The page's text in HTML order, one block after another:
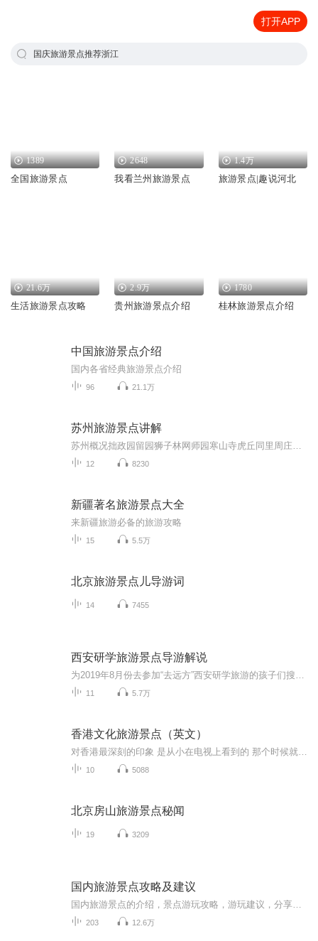
打开APP
国庆旅游景点推荐浙江
1389
全国旅游景点
2648
我看兰州旅游景点
1.4万
旅游景点|趣说河北
21.6万
生活旅游景点攻略
2.9万
贵州旅游景点介绍
1780
桂林旅游景点介绍
中国旅游景点介绍
国内各省经典旅游景点介绍
96 21.1万
苏州旅游景点讲解
12 8230
新疆著名旅游景点大全
来新疆旅游必备的旅游攻略
15 5.5万
北京旅游景点儿导游词
14 7455
西安研学旅游景点导游解说
11 5.7万
香港文化旅游景点（英文）
10 5088
北京房山旅游景点秘闻
19 3209
国内旅游景点攻略及建议
203 12.6万